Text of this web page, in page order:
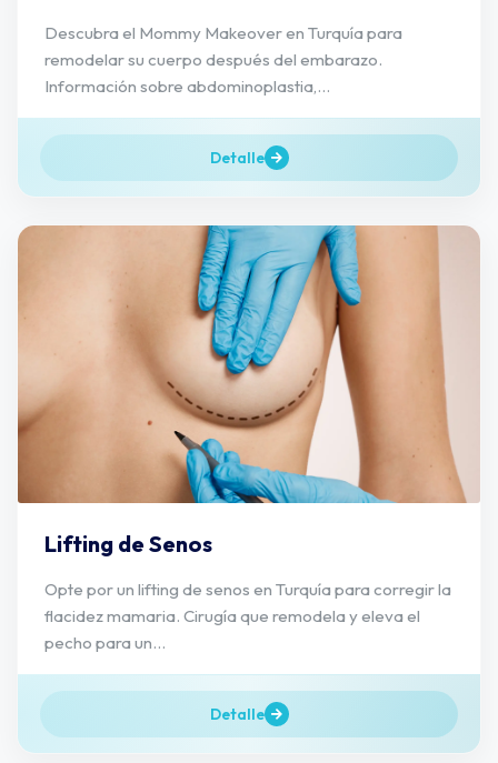
Descubra el Mommy Makeover en Turquía para
remodelar su cuerpo después del embarazo.
Información sobre abdominoplastia,...
Detalle
Lifting de Senos
Opte por un lifting de senos en Turquía para corregir la
flacidez mamaria. Cirugía que remodela y eleva el
pecho para un...
Detalle